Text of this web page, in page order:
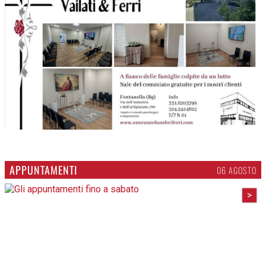
APPUNTAMENTI 06 AGOSTO
>